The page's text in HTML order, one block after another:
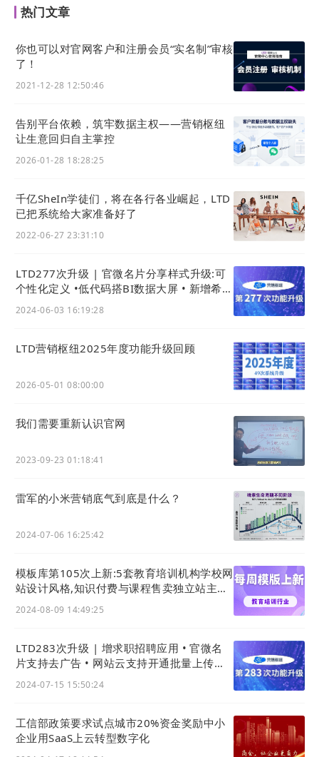
热门文章
你也可以对官网客户和注册会员“实名制”审核
了！
2021-12-28 12:50:46
告别平台依赖，筑牢数据主权——营销枢纽
让生意回归自主掌控
2026-01-28 18:28:25
千亿SheIn学徒们，将在各行各业崛起，LTD
已把系统给大家准备好了
2022-06-27 23:31:10
LTD277次升级 | 官微名片分享样式升级:可
个性化定义 •低代码搭BI数据大屏 • 新增希腊
语与商城新模板
2024-06-03 16:19:28
LTD营销枢纽2025年度功能升级回顾
2026-05-01 08:00:00
我们需要重新认识官网
2023-09-23 01:18:41
雷军的小米营销底气到底是什么？
2024-07-06 16:25:42
模板库第105次上新:5套教育培训机构学校网
站设计风格,知识付费与课程售卖独立站主题
模板
2024-08-09 14:49:25
LTD283次升级 | 增求职招聘应用 • 官微名
片支持去广告 • 网站云支持开通批量上传与
导出 • 收款表单支持微信H5支付
2024-07-15 15:50:24
工信部政策要求试点城市20%资金奖励中小
企业用SaaS上云转型数字化